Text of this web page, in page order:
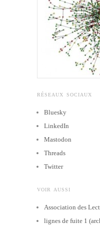
RÉSEAUX SOCIAUX
Bluesky
LinkedIn
Mastodon
Threads
Twitter
VOIR AUSSI
Association des
lignes de fuite 1